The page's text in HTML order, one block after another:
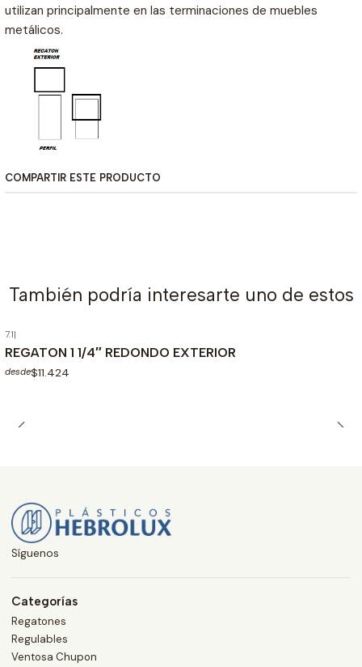
utilizan principalmente en las terminaciones de muebles
metálicos.
COMPARTIR ESTE PRODUCTO
También podría interesarte uno de estos
7.1|
REGATON 1 1/4″ REDONDO EXTERIOR
desde$11.424
Síguenos
Categorías
Regatones
Regulables
Ventosa Chupon